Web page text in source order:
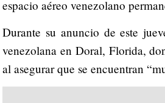
espacio aéreo venezolano
Durante su anuncio de este
venezolana en Doral, Florida,
al asegurar que se encuentran